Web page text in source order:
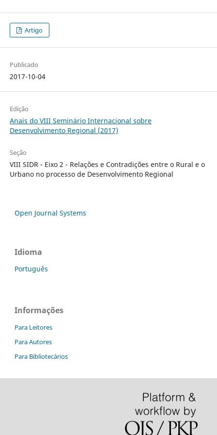
Artigo
Publicado
2017-10-04
Edição
Anais do VIII Seminário Internacional sobre
Desenvolvimento Regional (2017)
Seção
VIII SIDR - Eixo 2 - Relações e Contradições entre o Rural e o
Urbano no processo de Desenvolvimento Regional
Open Journal Systems
Idioma
Português
Informações
Para Leitores
Para Autores
Para Bibliotecários